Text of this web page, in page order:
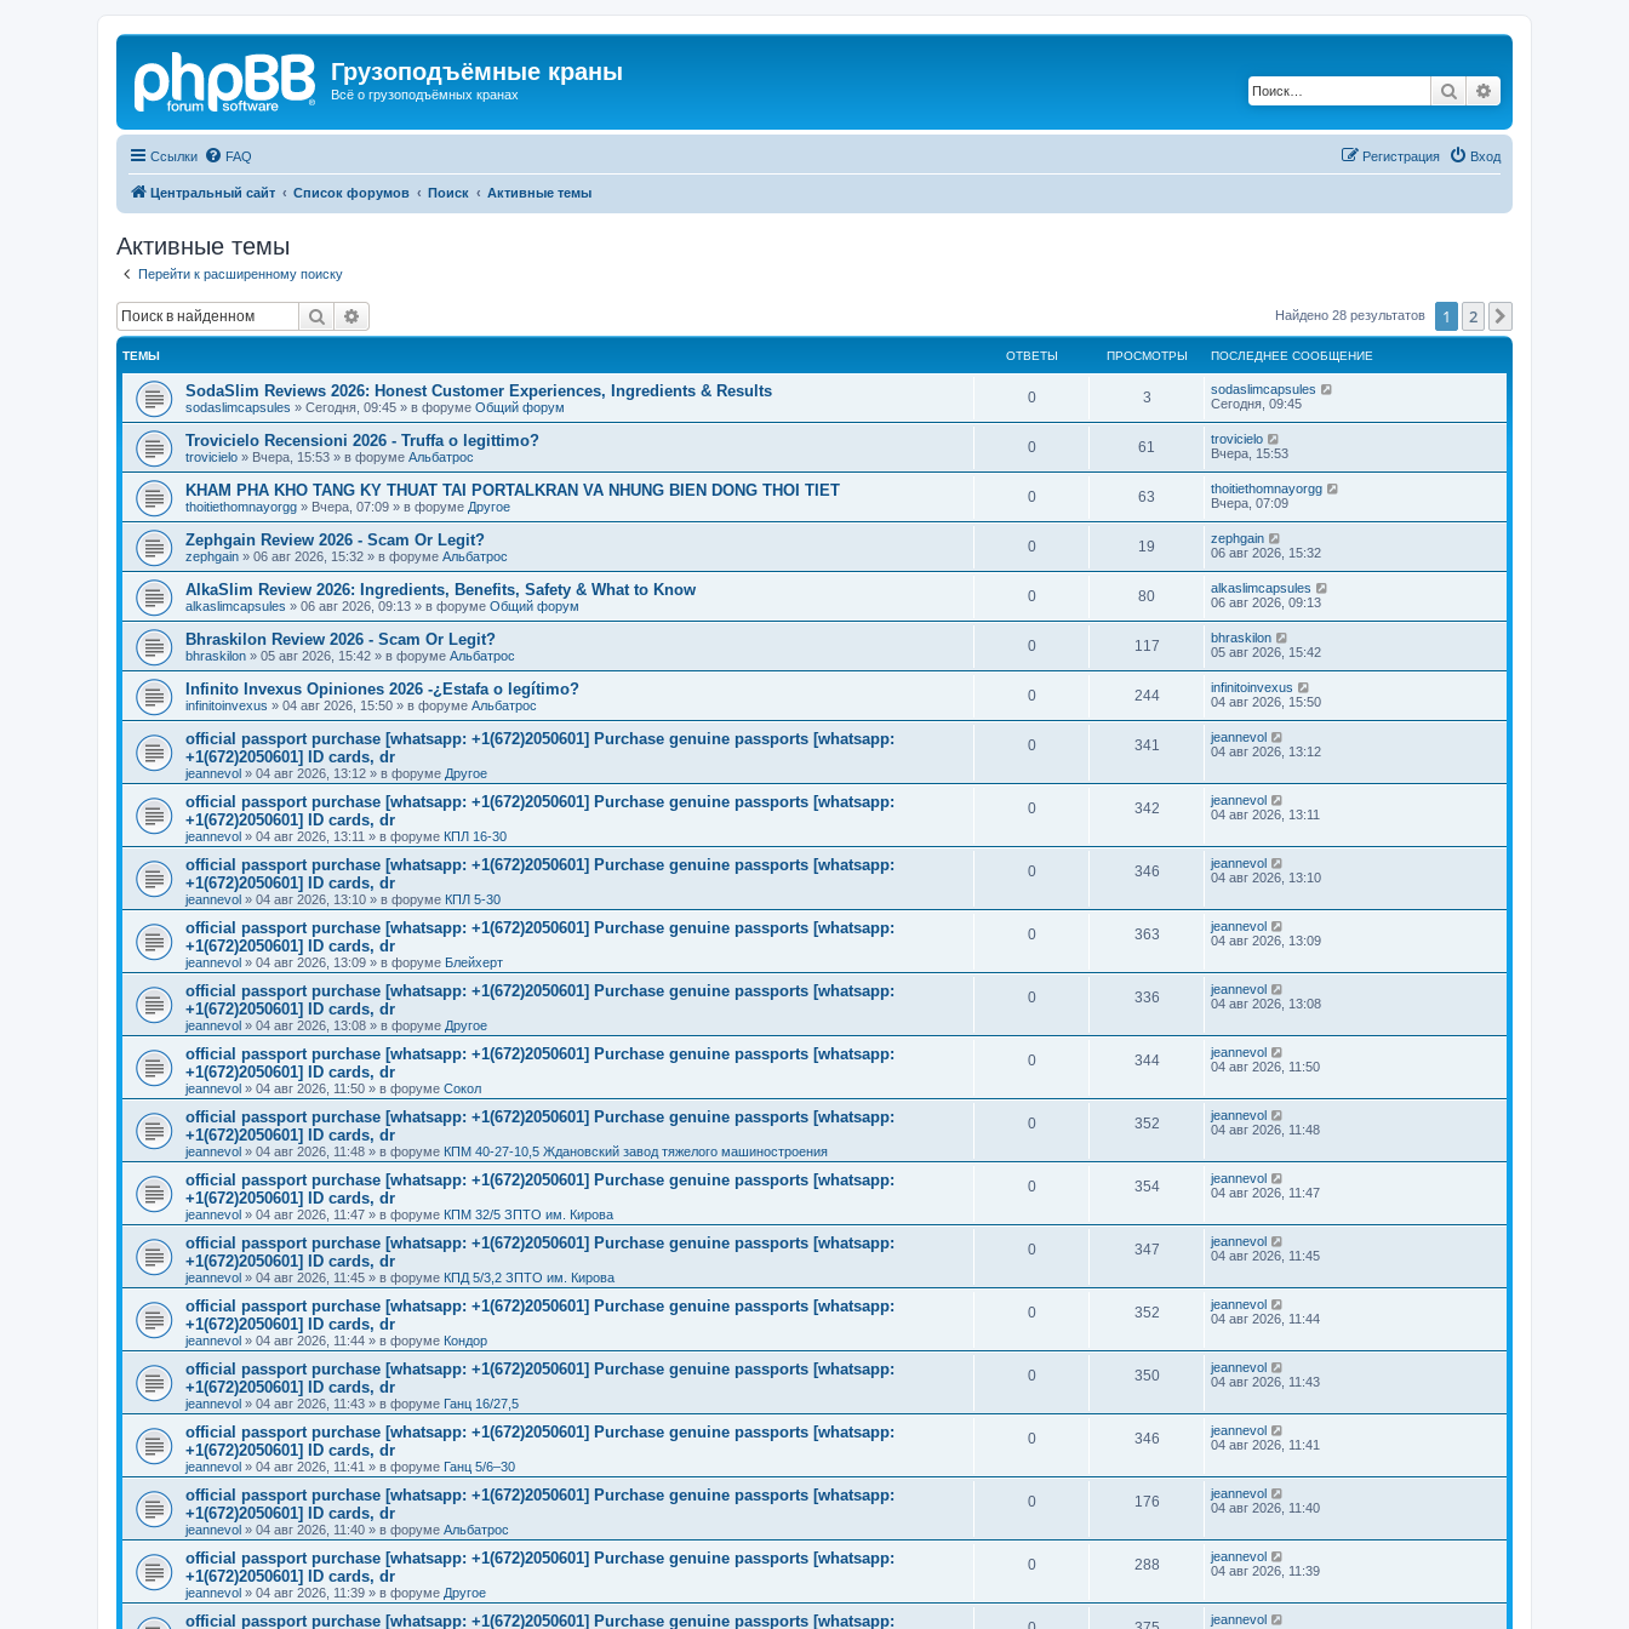
Грузоподъёмные краны
Всё о грузоподъёмных кранах Поиск
Ссылки FAQ Вход
Регистрация
Центральный сайт Список форумов Поиск Активные темы
Активные темы
Перейти к расширенному поиску
Поиск Найдено 28 результатов 1 2
ТЕМЫ ОТВЕТЫ ПРОСМОТРЫ ПОСЛЕДНЕЕ СООБЩЕНИЕ
SodaSlim Reviews 2026: Honest Customer Experiences, Ingredients & Results
sodaslimcapsules » Сегодня, 09:45 » в форуме Общий форум
0 3
sodaslimcapsules
Сегодня, 09:45
Trovicielo Recensioni 2026 - Truffa o legittimo?
trovicielo » Вчера, 15:53 » в форуме Альбатрос
0 61
trovicielo
Вчера, 15:53
KHAM PHA KHO TANG KY THUAT TAI PORTALKRAN VA NHUNG BIEN DONG THOI TIET
thoitiethomnayorgg » Вчера, 07:09 » в форуме Другое
0 63
thoitiethomnayorgg
Вчера, 07:09
Zephgain Review 2026 - Scam Or Legit?
zephgain » 06 авг 2026, 15:32 » в форуме Альбатрос
0 19
zephgain
06 авг 2026, 15:32
AlkaSlim Review 2026: Ingredients, Benefits, Safety & What to Know
alkaslimcapsules » 06 авг 2026, 09:13 » в форуме Общий форум
0 80
alkaslimcapsules
06 авг 2026, 09:13
Bhraskilon Review 2026 - Scam Or Legit?
bhraskilon » 05 авг 2026, 15:42 » в форуме Альбатрос
0 117
bhraskilon
05 авг 2026, 15:42
Infinito Invexus Opiniones 2026 -¿Estafa o legítimo?
infinitoinvexus » 04 авг 2026, 15:50 » в форуме Альбатрос
0 244
infinitoinvexus
04 авг 2026, 15:50
official passport purchase [whatsapp: +1(672)2050601] Purchase genuine passports [whatsapp:
+1(672)2050601] ID cards, dr
jeannevol » 04 авг 2026, 13:12 » в форуме Другое
0 341
jeannevol
04 авг 2026, 13:12
official passport purchase [whatsapp: +1(672)2050601] Purchase genuine passports [whatsapp:
+1(672)2050601] ID cards, dr
jeannevol » 04 авг 2026, 13:11 » в форуме КПЛ 16-30
0 342
jeannevol
04 авг 2026, 13:11
official passport purchase [whatsapp: +1(672)2050601] Purchase genuine passports [whatsapp:
+1(672)2050601] ID cards, dr
jeannevol » 04 авг 2026, 13:10 » в форуме КПЛ 5-30
0 346
jeannevol
04 авг 2026, 13:10
official passport purchase [whatsapp: +1(672)2050601] Purchase genuine passports [whatsapp:
+1(672)2050601] ID cards, dr
jeannevol » 04 авг 2026, 13:09 » в форуме Блейхерт
0 363
jeannevol
04 авг 2026, 13:09
official passport purchase [whatsapp: +1(672)2050601] Purchase genuine passports [whatsapp:
+1(672)2050601] ID cards, dr
jeannevol » 04 авг 2026, 13:08 » в форуме Другое
0 336
jeannevol
04 авг 2026, 13:08
official passport purchase [whatsapp: +1(672)2050601] Purchase genuine passports [whatsapp:
+1(672)2050601] ID cards, dr
jeannevol » 04 авг 2026, 11:50 » в форуме Сокол
0 344
jeannevol
04 авг 2026, 11:50
official passport purchase [whatsapp: +1(672)2050601] Purchase genuine passports [whatsapp:
+1(672)2050601] ID cards, dr
jeannevol » 04 авг 2026, 11:48 » в форуме КПМ 40-27-10,5 Ждановский завод тяжелого машиностроения
0 352
jeannevol
04 авг 2026, 11:48
official passport purchase [whatsapp: +1(672)2050601] Purchase genuine passports [whatsapp:
+1(672)2050601] ID cards, dr
jeannevol » 04 авг 2026, 11:47 » в форуме КПМ 32/5 ЗПТО им. Кирова
0 354
jeannevol
04 авг 2026, 11:47
official passport purchase [whatsapp: +1(672)2050601] Purchase genuine passports [whatsapp:
+1(672)2050601] ID cards, dr
jeannevol » 04 авг 2026, 11:45 » в форуме КПД 5/3,2 ЗПТО им. Кирова
0 347
jeannevol
04 авг 2026, 11:45
official passport purchase [whatsapp: +1(672)2050601] Purchase genuine passports [whatsapp:
+1(672)2050601] ID cards, dr
jeannevol » 04 авг 2026, 11:44 » в форуме Кондор
0 352
jeannevol
04 авг 2026, 11:44
official passport purchase [whatsapp: +1(672)2050601] Purchase genuine passports [whatsapp:
+1(672)2050601] ID cards, dr
jeannevol » 04 авг 2026, 11:43 » в форуме Ганц 16/27,5
0 350
jeannevol
04 авг 2026, 11:43
official passport purchase [whatsapp: +1(672)2050601] Purchase genuine passports [whatsapp:
+1(672)2050601] ID cards, dr
jeannevol » 04 авг 2026, 11:41 » в форуме Ганц 5/6–30
0 346
jeannevol
04 авг 2026, 11:41
official passport purchase [whatsapp: +1(672)2050601] Purchase genuine passports [whatsapp:
+1(672)2050601] ID cards, dr
jeannevol » 04 авг 2026, 11:40 » в форуме Альбатрос
0 176
jeannevol
04 авг 2026, 11:40
official passport purchase [whatsapp: +1(672)2050601] Purchase genuine passports [whatsapp:
+1(672)2050601] ID cards, dr
jeannevol » 04 авг 2026, 11:39 » в форуме Другое
0 288
jeannevol
04 авг 2026, 11:39
official passport purchase [whatsapp: +1(672)2050601] Purchase genuine passports [whatsapp:
jeannevol